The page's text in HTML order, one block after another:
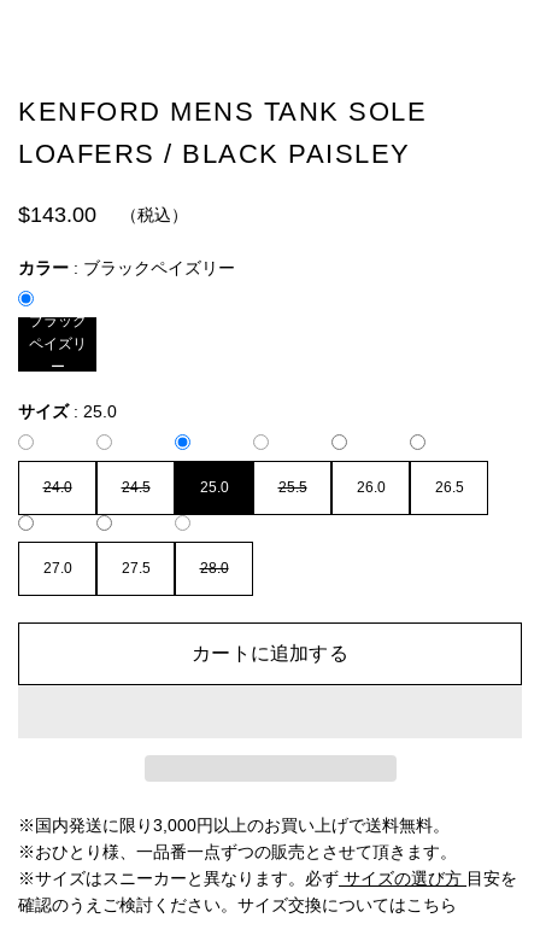
KENFORD MENS TANK SOLE
LOAFERS / BLACK PAISLEY
$143.00 （税込）
カラー : ブラックペイズリー
ブラック
ペイズリ
ー
サイズ : 25.0
24.0 24.5 25.0 25.5 26.0 26.5
27.0 27.5 28.0
カートに追加する
※国内発送に限り3,000円以上のお買い上げで送料無料。
※おひとり様、一品番一点ずつの販売とさせて頂きます。
※サイズはスニーカーと異なります。必ず サイズの選び方 目安を
確認のうえご検討ください。 サイズ交換についてはこちら